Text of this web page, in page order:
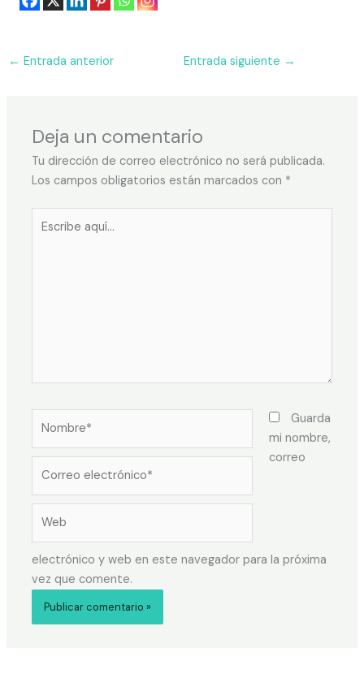
← Entrada anterior Entrada siguiente →
Deja un comentario
Tu dirección de correo electrónico no será publicada.
Los campos obligatorios están marcados con *
Guarda
mi nombre,
correo
electrónico y web en este navegador para la próxima
vez que comente.